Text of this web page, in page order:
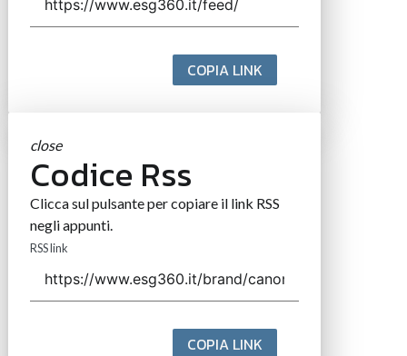
COPIA LINK
close
Codice Rss
Clicca sul pulsante per copiare il link RSS
negli appunti.
RSS link
COPIA LINK